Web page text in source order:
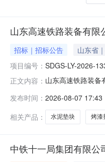
山东高速铁路装备有
招标｜招标公告 山东省
项目编号： SDGS-LY-2026-
正文内容： 山东高速铁路装备
采购代理机构/资
业自筹10
发布时间： 2026-08-07 17:43
相关产品：
水泥垫块 烤漆
中铁十一局集团有限